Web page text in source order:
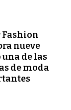
nueve
de las
de moda